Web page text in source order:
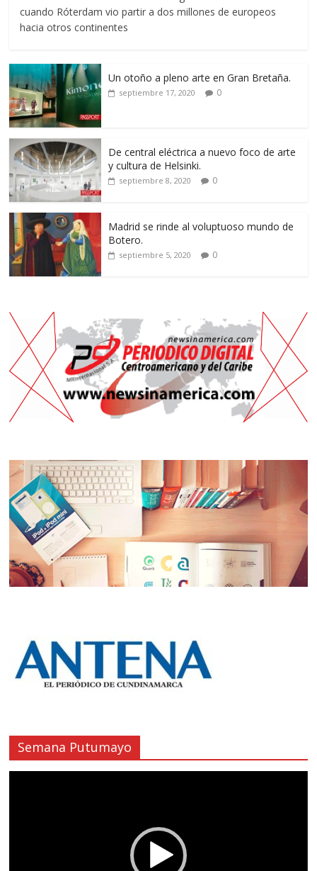
cuando Róterdam vio partir a dos millones de europeos
hacia otros continentes
Un otoño a pleno arte en Gran Bretaña.
septiembre 17, 2020 0
De central eléctrica a nuevo foco de arte
y cultura de Helsinki.
septiembre 8, 2020 0
Madrid se rinde al voluptuoso mundo de
Botero.
septiembre 5, 2020 0
Semana Putumayo